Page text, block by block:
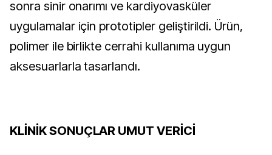
sonra sinir onarımı ve kardiyovasküler
uygulamalar için prototipler geliştirildi. Ürün,
polimer ile birlikte cerrahi kullanıma uygun
aksesuarlarla tasarlandı.
KLİNİK SONUÇLAR UMUT VERİCİ